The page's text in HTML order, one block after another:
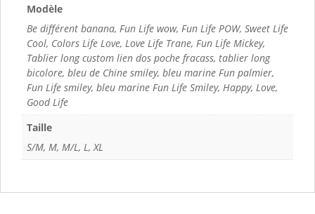
Modèle
Be différent banana, Fun Life wow, Fun Life POW, Sweet Life
Cool, Colors Life Love, Love Life Trane, Fun Life Mickey,
Tablier long custom lien dos poche fracass, tablier long
bicolore, bleu de Chine smiley, bleu marine Fun palmier,
Fun Life smiley, bleu marine Fun Life Smiley, Happy, Love,
Good Life
Taille
S/M, M, M/L, L, XL